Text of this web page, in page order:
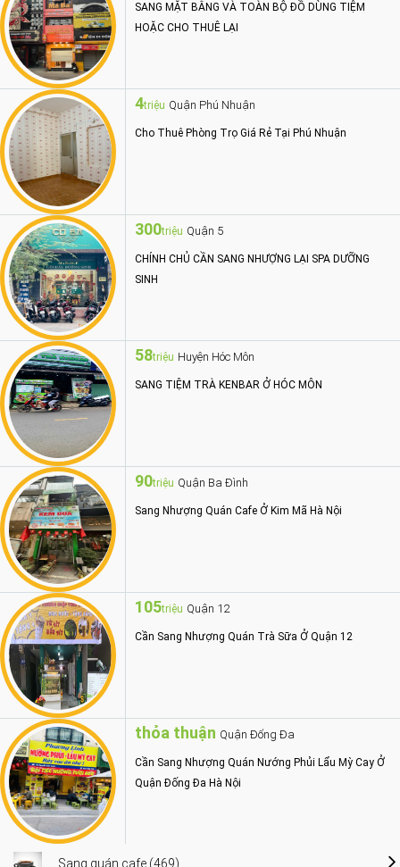
SANG MẶT BẰNG VÀ TOÀN BỘ ĐỒ DÙNG TIỆM
HOẶC CHO THUÊ LẠI
4triệu Quận Phú Nhuận
Cho Thuê Phòng Trọ Giá Rẻ Tại Phú Nhuận
300triệu Quận 5
CHÍNH CHỦ CẦN SANG NHƯỢNG LẠI SPA DƯỠNG
SINH
58triệu Huyện Hóc Môn
SANG TIỆM TRÀ KENBAR Ở HÓC MÔN
90triệu Quận Ba Đình
Sang Nhượng Quán Cafe Ở Kim Mã Hà Nội
105triệu Quận 12
Cần Sang Nhượng Quán Trà Sữa Ở Quận 12
thỏa thuận Quận Đống Đa
Cần Sang Nhượng Quán Nướng Phủi Lẩu Mỳ Cay Ở
Quận Đống Đa Hà Nội
Sang quán cafe (469)